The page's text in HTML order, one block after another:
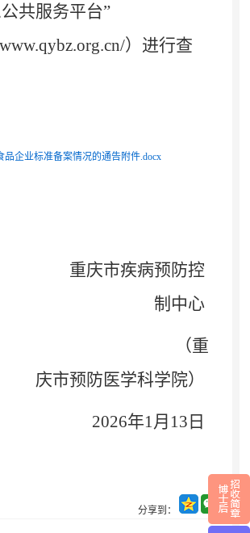
共服务平台”
）进行查
品企业标准备案情况的通告附件.docx
重庆市疾病预防控
制中心
（重
庆市预防医学科学院）
2026年1月 13 日
分享到：